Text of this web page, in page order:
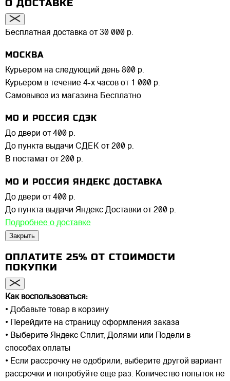
О ДОСТАВКЕ
Бесплатная доставка от 30 000 р.
МОСКВА
Курьером на следующий день 800 р.
Курьером в течение 4-х часов от 1 000 р.
Самовывоз из магазина Бесплатно
МО И РОССИЯ СДЭК
До двери от 400 р.
До пункта выдачи СДЕК от 200 р.
В постамат от 200 р.
МО И РОССИЯ ЯНДЕКС ДОСТАВКА
До двери от 400 р.
До пункта выдачи Яндекс Доставки от 200 р.
Подробнее о доставке
Закрыть
ОПЛАТИТЕ 25% ОТ СТОИМОСТИ
ПОКУПКИ
Как воспользоваться:
• Добавьте товар в корзину
• Перейдите на страницу оформления заказа
• Выберите Яндекс Сплит, Долями или Подели в
способах оплаты
• Если рассрочку не одобрили, выберите другой вариант
рассрочки и попробуйте еще раз. Количество попыток не